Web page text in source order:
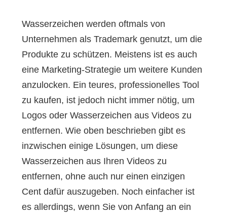
Wasserzeichen werden oftmals von
Unternehmen als Trademark genutzt, um die
Produkte zu schützen. Meistens ist es auch
eine Marketing-Strategie um weitere Kunden
anzulocken. Ein teures, professionelles Tool
zu kaufen, ist jedoch nicht immer nötig, um
Logos oder Wasserzeichen aus Videos zu
entfernen. Wie oben beschrieben gibt es
inzwischen einige Lösungen, um diese
Wasserzeichen aus Ihren Videos zu
entfernen, ohne auch nur einen einzigen
Cent dafür auszugeben. Noch einfacher ist
es allerdings, wenn Sie von Anfang an ein